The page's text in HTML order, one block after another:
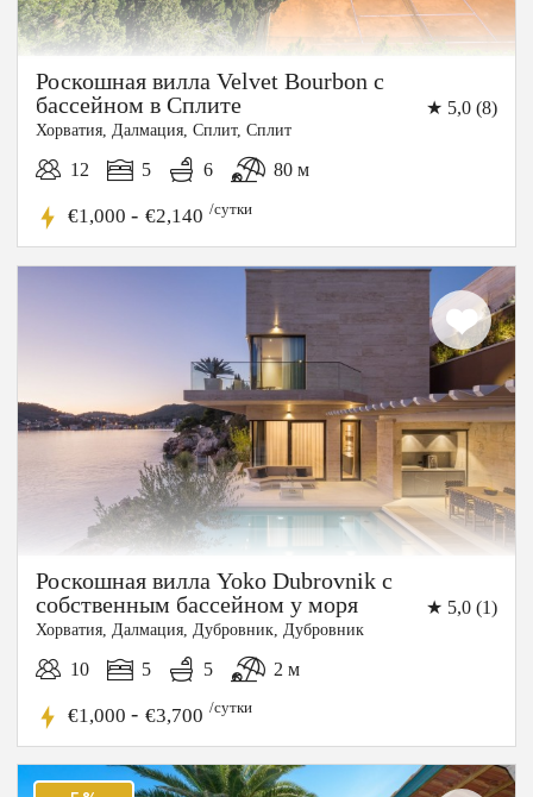
Роскошная вилла Velvet Bourbon с
бассейном в Сплите
★ 5,0 (8)
Хорватия, Далмация, Cплит, Сплит
12 5 6 80 м
€1,000 - €2,140 /сутки
Роскошная вилла Yoko Dubrovnik с
собственным бассейном у моря
★ 5,0 (1)
Хорватия, Далмация, Дубровник, Дубровник
10 5 5 2 м
€1,000 - €3,700 /сутки